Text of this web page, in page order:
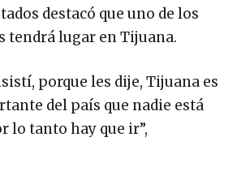
destacó que uno de los
tendrá lugar en Tijuana.
porque les dije, Tijuana es
del país que nadie está
lo tanto hay que ir”,